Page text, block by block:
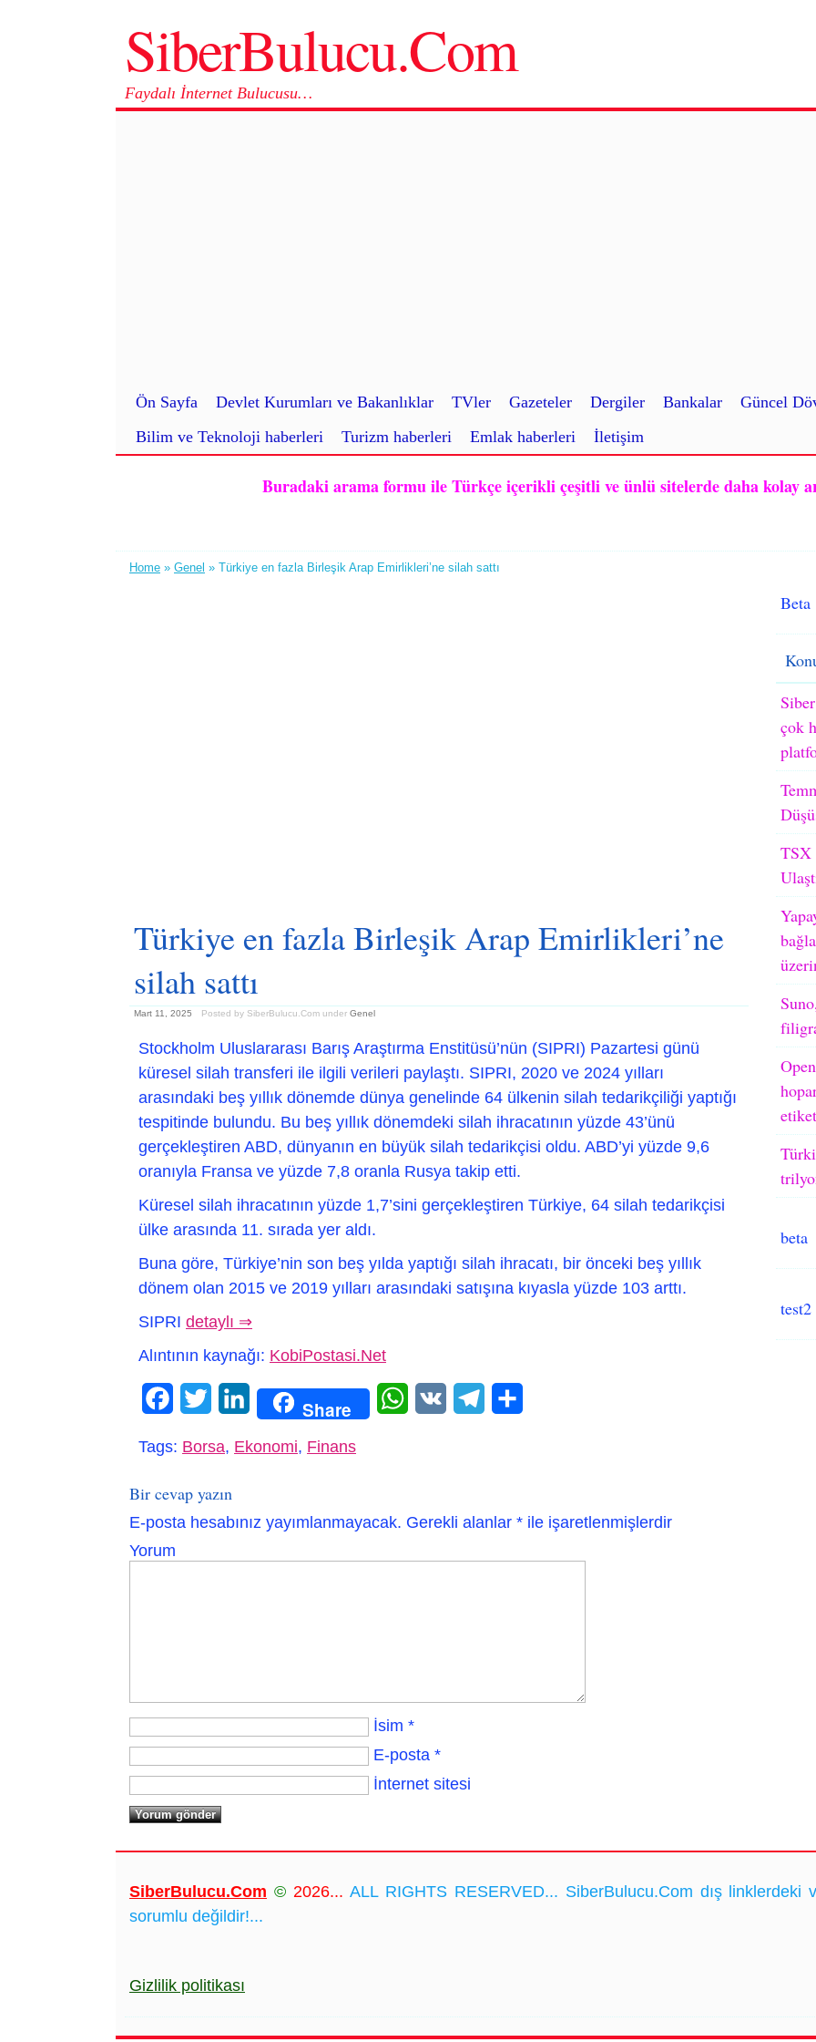
SiberBulucu.Com
Faydalı İnternet Bulucusu…
Ön Sayfa Devlet Kurumları ve Bakanlıklar TVler Gazeteler Dergiler Bankalar Güncel
Bilim ve Teknoloji haberleri
Turizm haberleri Emlak haberleri İletişim
Buradaki arama formu ile Türkçe içerikli çeşitli ve ünlü sitelerde daha kolay
Home » Genel » Türkiye en fazla Birleşik Arap Emirlikleri’ne silah sattı
Türkiye en fazla Birleşik Arap Emirlikleri’ne
silah sattı
Mart 11, 2025 Posted by SiberBulucu.Com under Genel
Stockholm Uluslararası Barış Araştırma Enstitüsü’nün (SIPRI) Pazartesi günü
küresel silah transferi ile ilgili verileri paylaştı. SIPRI, 2020 ve 2024 yılları
arasındaki beş yıllık dönemde dünya genelinde 64 ülkenin silah tedarikçiliği yaptığı
tespitinde bulundu. Bu beş yıllık dönemdeki silah ihracatının yüzde 43’ünü
gerçekleştiren ABD, dünyanın en büyük silah tedarikçisi oldu. ABD’yi yüzde 9,6
oranıyla Fransa ve yüzde 7,8 oranla Rusya takip etti.
Küresel silah ihracatının yüzde 1,7’sini gerçekleştiren Türkiye, 64 silah tedarikçisi
ülke arasında 11. sırada yer aldı.
Buna göre, Türkiye’nin son beş yılda yaptığı silah ihracatı, bir önceki beş yıllık
dönem olan 2015 ve 2019 yılları arasındaki satışına kıyasla yüzde 103 arttı.
SIPRI detaylı ⇒
Alıntının kaynağı: KobiPostasi.Net
Facebook
Twitter LinkedIn Share WhatsApp
VK Telegram
Tags: Borsa, Ekonomi, Finans
Bir cevap yazın
E-posta hesabınız yayımlanmayacak. Gerekli alanlar * ile işaretlenmişlerdir
Yorum
İsim *
E-posta *
İnternet sitesi
Beta
çok
TSX
beta
test2
SiberBulucu.Com © 2026... ALL RIGHTS RESERVED... SiberBulucu.Com dış linklerdeki
sorumlu değildir!...
Gizlilik politikası